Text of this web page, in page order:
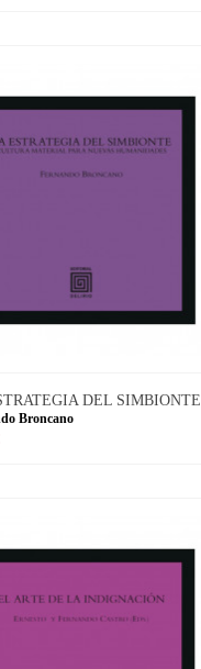
DEL SIMBIONTE
Broncano